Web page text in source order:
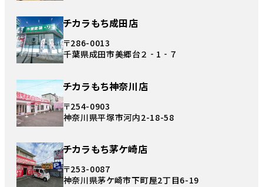
チカラもち成田店
〒286-0013
千葉県成田市美郷台２‐1‐７
チカラもち神奈川店
〒254-0903
神奈川県平塚市河内2-18-58
チカラもち茅ケ崎店
〒253-0087
神奈川県茅ケ崎市下町屋2丁目6-19